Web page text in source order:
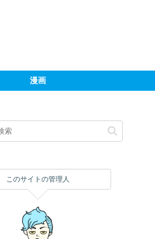
漫画
このサイトの管理人